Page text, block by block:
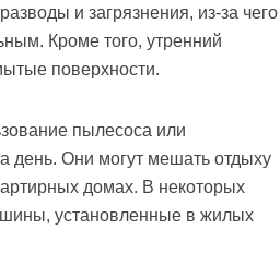
и загрязнения, из-за чего
Кроме того, утренний
поверхности.
пылесоса или
день. Они могут мешать отдыху
домах. В некоторых
установленные в жилых